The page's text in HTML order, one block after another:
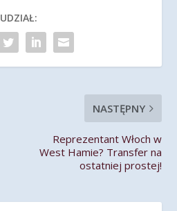
UDZIAŁ:
NASTĘPNY
Reprezentant Włoch w
West Hamie? Transfer na
ostatniej prostej!